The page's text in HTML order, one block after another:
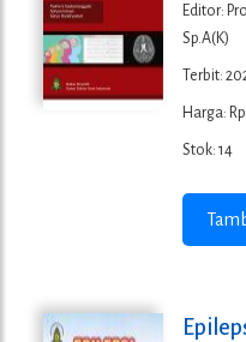
Editor:
Sp.A(K)
Terbit:
Harga:
Stok: 14